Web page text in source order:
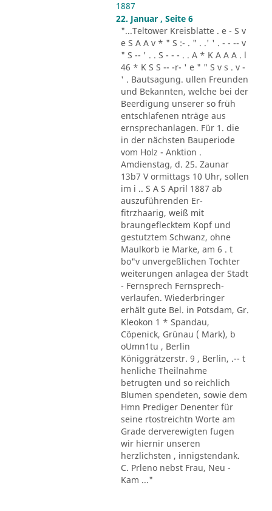
1887
22. Januar , Seite 6
"...Teltower Kreisblatte . e - S v
e S A A v * " S :- . " . .' ' . - - -- v
" S -- ' . . S - - - . . A * K A A A . l
46 * K S S -- -r- ' e " " S v s . v -
' . Bautsagung. ullen Freunden
und Bekannten, welche bei der
Beerdigung unserer so früh
entschlafenen nträge aus
ernsprechanlagen. Für 1. die
in der nächsten Bauperiode
vom Holz - Anktion .
Amdienstag, d. 25. Zaunar
13b7 V ormittags 10 Uhr, sollen
im i .. S A S April 1887 ab
auszuführenden Er-
fitrzhaarig, weiß mit
braungeflecktem Kopf und
gestutztem Schwanz, ohne
Maulkorb ie Marke, am 6 . t
bo"v unvergeßlichen Tochter
weiterungen anlagea der Stadt
- Fernsprech Fernsprech-
verlaufen. Wiederbringer
erhält gute Bel. in Potsdam, Gr.
Kleokon 1 * Spandau,
Cöpenick, Grünau ( Mark), b
oUmn1tu , Berlin
Königgrätzerstr. 9 , Berlin, .-- t
henliche Theilnahme
betrugten und so reichlich
Blumen spendeten, sowie dem
Hmn Prediger Denenter für
seine rtostreichtn Worte am
Grade derverewigten fugen
wir hiernir unseren
herzlichsten , innigstendank.
C. Prleno nebst Frau, Neu -
Kam ..."